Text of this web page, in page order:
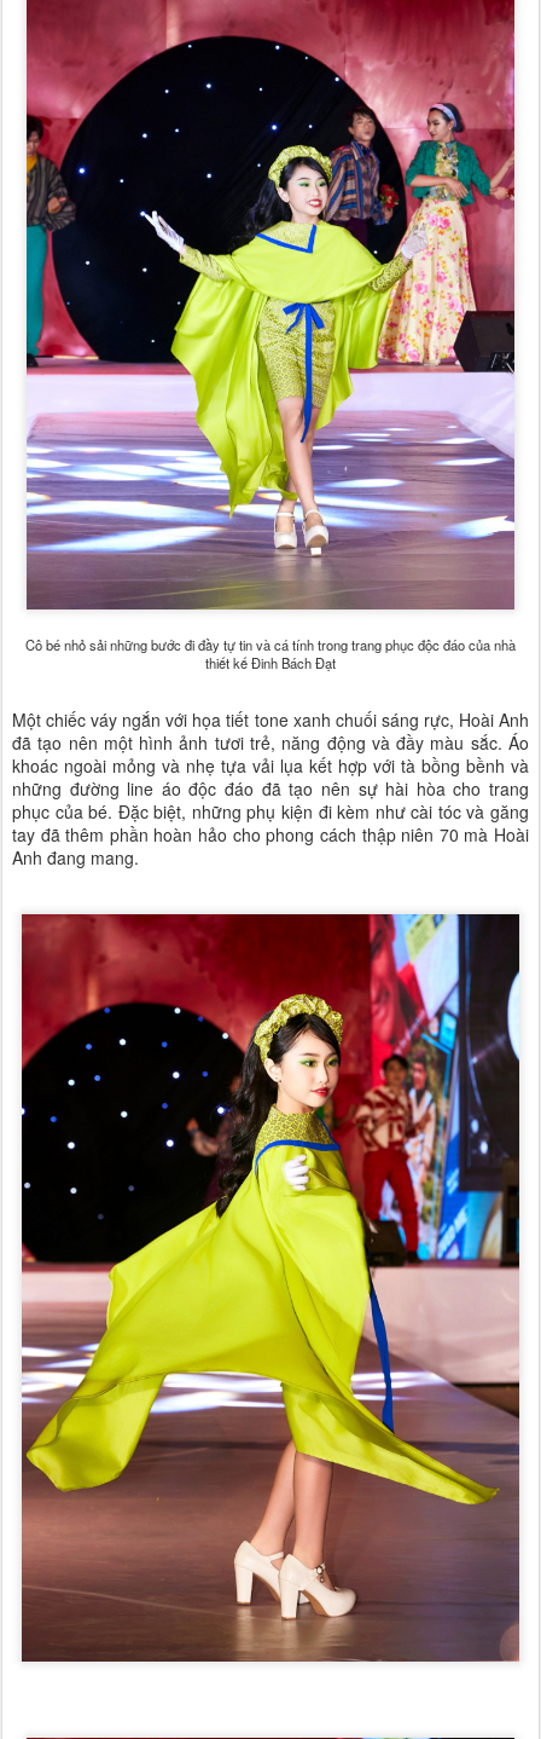
Cô bé nhỏ sải những bước đi đầy tự tin và cá tính trong trang phục độc đáo của nhà
thiết kế Đinh Bách Đạt
Một chiếc váy ngắn với họa tiết tone xanh chuối sáng rực, Hoài Anh
đã tạo nên một hình ảnh tươi trẻ, năng động và đầy màu sắc. Áo
khoác ngoài mỏng và nhẹ tựa vải lụa kết hợp với tà bồng bềnh và
những đường line áo độc đáo đã tạo nên sự hài hòa cho trang
phục của bé. Đặc biệt, những phụ kiện đi kèm như cài tóc và găng
tay đã thêm phần hoàn hảo cho phong cách thập niên 70 mà Hoài
Anh đang mang.